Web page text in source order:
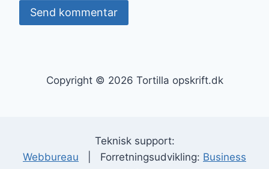
Copyright © 2026 Tortilla opskrift.dk
Teknisk support:
Webbureau | Forretningsudvikling: Business